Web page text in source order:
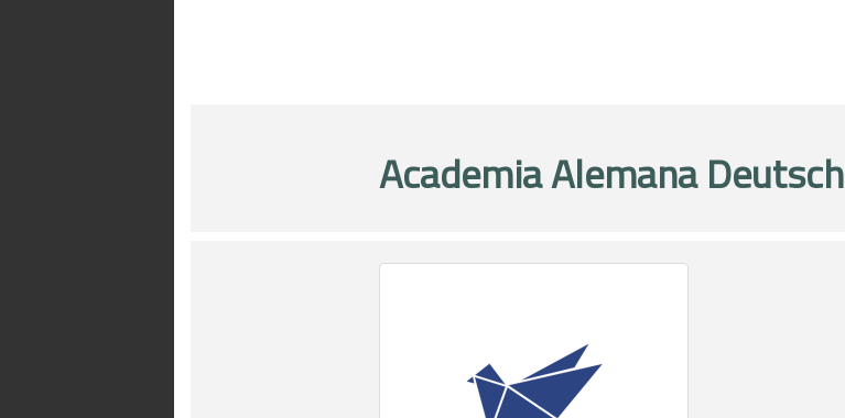
Academia Alemana Deutsch